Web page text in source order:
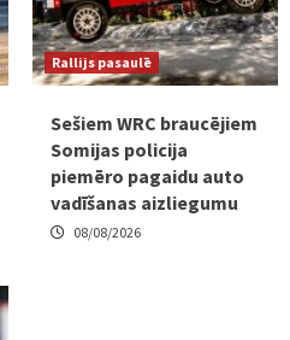
Rallijs pasaulē
Sešiem WRC braucējiem
Somijas policija
piemēro pagaidu auto
vadīšanas aizliegumu
08/08/2026